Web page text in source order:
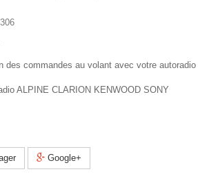
des commandes au volant avec votre autoradio
ALPINE CLARION KENWOOD SONY
Google+